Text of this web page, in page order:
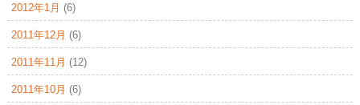
2012年1月 (6)
2011年12月 (6)
2011年11月 (12)
2011年10月 (6)